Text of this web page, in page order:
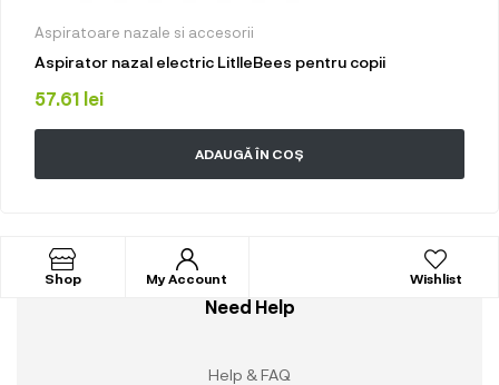
Aspiratoare nazale si accesorii
Aspirator nazal electric LitlleBees pentru copii
57.61 lei
ADAUGĂ ÎN COȘ
Shop My Account Wishlist
Need Help
Help & FAQ